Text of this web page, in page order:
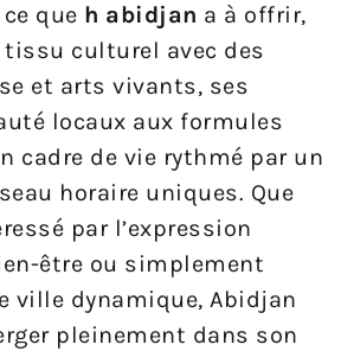
que h abidjan a à offrir,
culturel avec des
et arts vivants, ses
locaux aux formules
cadre de vie rythmé par un
horaire uniques. Que
par l’expression
être ou simplement
ville dynamique, Abidjan
pleinement dans son